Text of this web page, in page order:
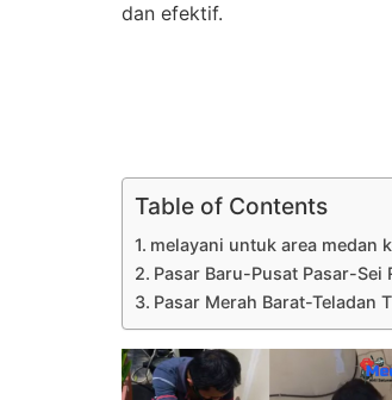
dan efektif.
Table of Contents
melayani untuk area medan
Pasar Baru-Pusat Pasar-
Pasar Merah Barat-Teladan